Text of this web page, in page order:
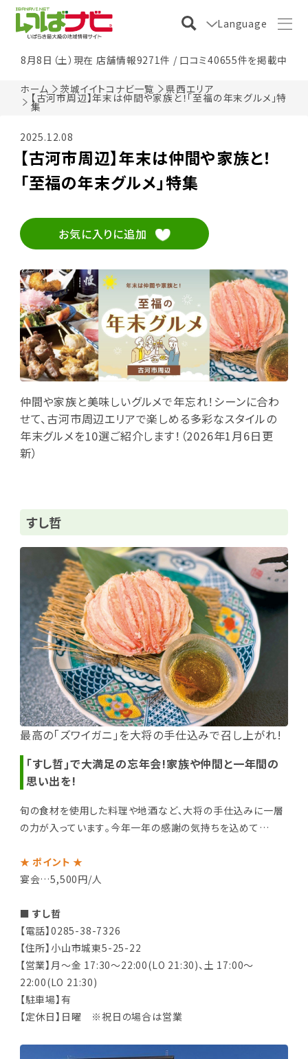
Language
8月8日（土）現在 店舗情報9271件 / 口コミ40655件を掲載中
ホーム 茨城イイトコナビ一覧 県西エリア
【古河市周辺】年末は仲間や家族と！「至福の年末グルメ」特
集
2025.12.08
【古河市周辺】年末は仲間や家族と！
「至福の年末グルメ」特集
お気に入りに追加
仲間や家族と美味しいグルメで年忘れ！シーンに合わ
せて、古河市周辺エリアで楽しめる多彩なスタイルの
年末グルメを10選ご紹介します！（2026年1月6日更
新）
すし哲
最高の｢ズワイガニ｣を大将の手仕込みで召し上がれ!
｢すし哲｣で大満足の忘年会!家族や仲間と一年間の
思い出を!
旬の食材を使用した料理や地酒など､大将の手仕込みに一層
の力が入っています｡今年一年の感謝の気持ちを込めて…
★ ポイント ★
宴会…5,500円/人
■ すし哲
【電話】0285-38-7326
【住所】小山市城東5-25-22
【営業】月～金 17:30～22:00(LO 21:30)、土 17:00～
22:00(LO 21:30)
【駐車場】有
【定休日】日曜 ※祝日の場合は営業